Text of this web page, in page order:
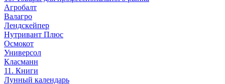
Агробалт
Валагро
Лендскейпер
Нутривант Плюс
Осмокот
Универсол
Класманн
11. Книги
Лунный календарь